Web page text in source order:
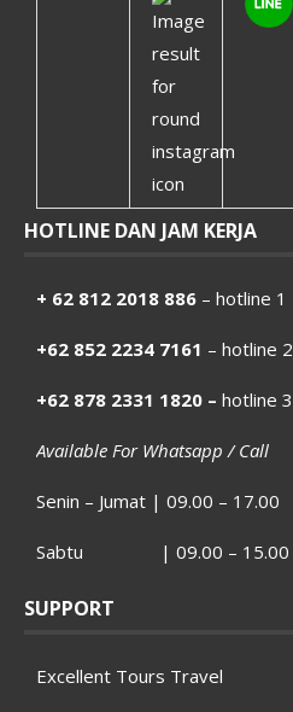
HOTLINE DAN JAM KERJA
+ 62 812 2018 886 – hotline 1
+62 852 2234 7161 – hotline 2
+62 878 2331 1820 – hotline 3
Available For Whatsapp / Call
Senin – Jumat | 09.00 – 17.00
Sabtu | 09.00 – 15.00
SUPPORT
Excellent Tours Travel